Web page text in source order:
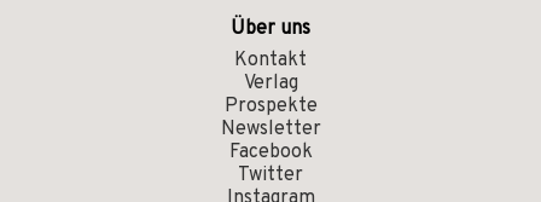
Über uns
Kontakt
Verlag
Prospekte
Newsletter
Facebook
Twitter